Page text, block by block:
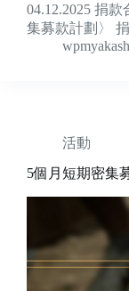
04.12.2025 捐
集募款計劃〉
活動
5個月短期密集